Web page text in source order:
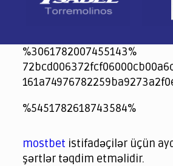
%3061782007455143%
jeetcity
1xbet
jeet city casino
%5451782618743584%
spintiger
Avabet
Spinrise
Crown Green
Crowngreen casino login
슈가 러쉬1000 슬롯
crazy time casino online
1xcasinozambia.com
codingworldnews.com
parimatch.kr
winorio
winorio casino
winorio
mostbet istifadəçilər üçün
şərtlər təqdim etməlidir.